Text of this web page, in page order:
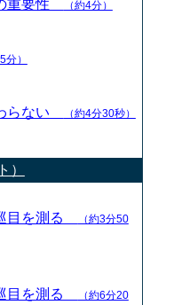
重要性 （約4分）
分）
らない （約4分30秒）
）
目を測る
（約3分50
目を測る
（約6分20